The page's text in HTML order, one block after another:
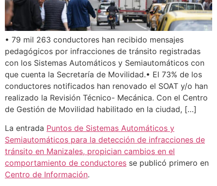
• 79 mil 263 conductores han recibido mensajes
pedagógicos por infracciones de tránsito registradas
con los Sistemas Automáticos y Semiautomáticos con
que cuenta la Secretaría de Movilidad.• El 73% de los
conductores notificados han renovado el SOAT y/o han
realizado la Revisión Técnico- Mecánica. Con el Centro
de Gestión de Movilidad habilitado en la ciudad, […]
La entrada Puntos de Sistemas Automáticos y
Semiautomáticos para la detección de infracciones de
tránsito en Manizales, propician cambios en el
comportamiento de conductores se publicó primero en
Centro de Información.